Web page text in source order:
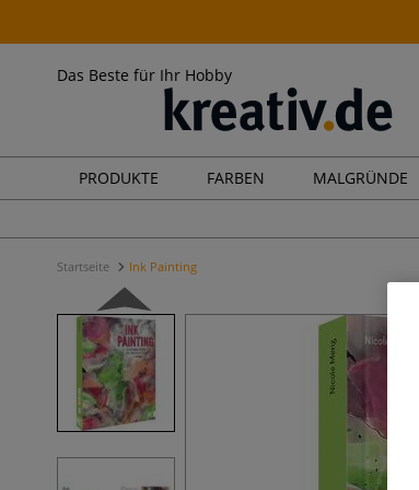
Das Beste für Ihr Hobby
PRODUKTE FARBEN MALGRÜNDE
Startseite Ink Painting